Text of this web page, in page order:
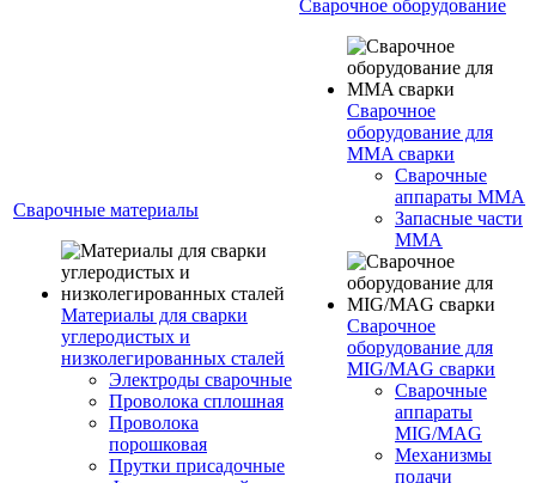
Сварочные материалы
Материалы для сварки
углеродистых и
низколегированных сталей
Электроды сварочные
Проволока сплошная
Проволока
порошковая
Прутки присадочные
Сварочное оборудование
Сварочное
оборудование для
MMA сварки
Сварочные
аппараты MMA
Запасные части
MMA
Сварочное
оборудование для
MIG/MAG сварки
Сварочные
аппараты
MIG/MAG
Механизмы
подачи